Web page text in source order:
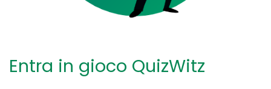
Entra in gioco QuizWitz